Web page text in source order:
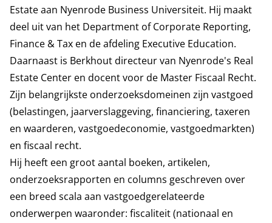
Estate aan Nyenrode Business Universiteit. Hij maakt
deel uit van het Department of Corporate Reporting,
Finance & Tax en de afdeling Executive Education.
Daarnaast is Berkhout directeur van Nyenrode's Real
Estate Center en docent voor de Master Fiscaal Recht.
Zijn belangrijkste onderzoeksdomeinen zijn vastgoed
(belastingen, jaarverslaggeving, financiering, taxeren
en waarderen, vastgoedeconomie, vastgoedmarkten)
en fiscaal recht.
Hij heeft een groot aantal boeken, artikelen,
onderzoeksrapporten en columns geschreven over
een breed scala aan vastgoedgerelateerde
onderwerpen waaronder: fiscaliteit (nationaal en